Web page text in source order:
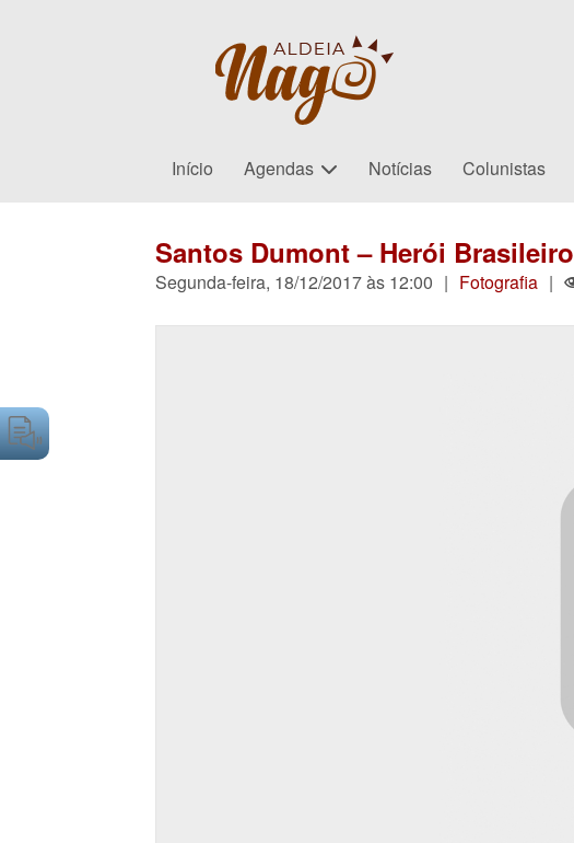
Início Agendas Notícias Colunistas
Santos Dumont – Herói Brasileiro
Segunda-feira, 18/12/2017 às 12:00 | Fotografia |